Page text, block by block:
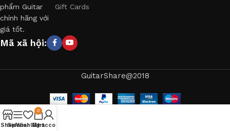
phẩm Guitar
chính hãng với
giá tốt.
Gift Cards
Mã xã hội:
GuitarShare@2018
ShopSidebar
Wishlist
0
Cart
My account